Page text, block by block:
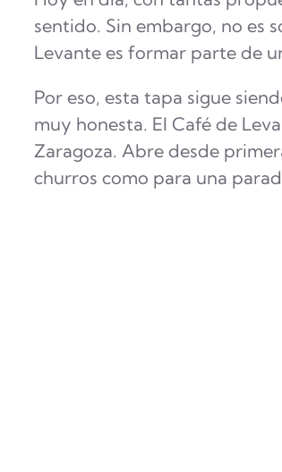
sentido. Sin embargo, no es
Levante es formar parte de
Por eso, esta tapa sigue
muy honesta. El Café de
Zaragoza. Abre desde
churros como para una